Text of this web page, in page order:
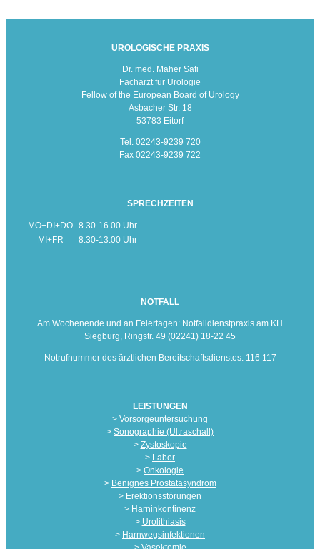
UROLOGISCHE PRAXIS
Dr. med. Maher Safi
Facharzt für Urologie
Fellow of the European Board of Urology
Asbacher Str. 18
53783 Eitorf
Tel. 02243-9239 720
Fax 02243-9239 722
SPRECHZEITEN
MO+DI+DO 8.30-16.00 Uhr
MI+FR
8.30-13.00 Uhr
NOTFALL
Am Wochenende und an Feiertagen: Notfalldienstpraxis am KH
Siegburg, Ringstr. 49 (02241) 18-22 45
Notrufnummer des ärztlichen Bereitschaftsdienstes: 116 117
LEISTUNGEN
> Vorsorgeuntersuchung
> Sonographie (Ultraschall)
> Zystoskopie
> Labor
> Onkologie
> Benignes Prostatasyndrom
> Erektionsstörungen
> Harninkontinenz
> Urolithiasis
> Harnwegsinfektionen